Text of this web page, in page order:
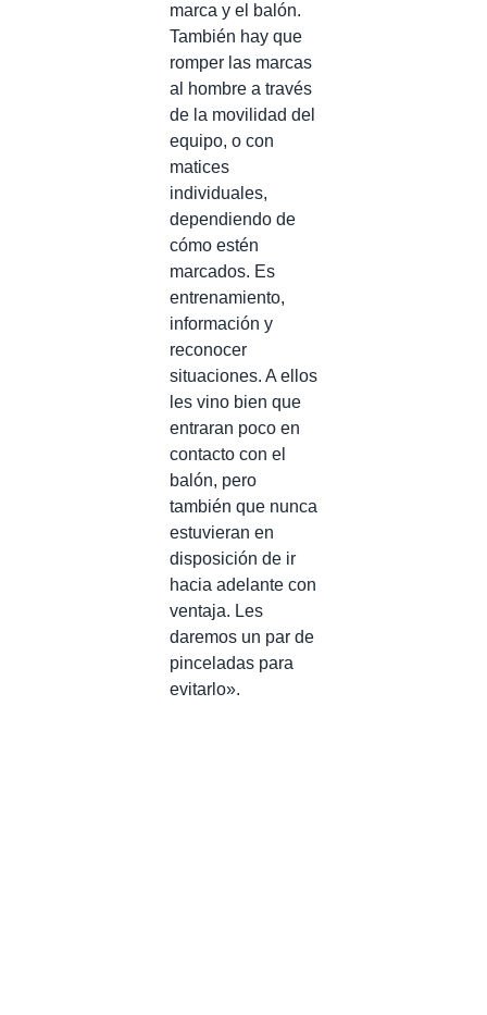
marca y el balón.
También hay que
romper las marcas
al hombre a través
de la movilidad del
equipo, o con
matices
individuales,
dependiendo de
cómo estén
marcados. Es
entrenamiento,
información y
reconocer
situaciones. A ellos
les vino bien que
entraran poco en
contacto con el
balón, pero
también que nunca
estuvieran en
disposición de ir
hacia adelante con
ventaja. Les
daremos un par de
pinceladas para
evitarlo».